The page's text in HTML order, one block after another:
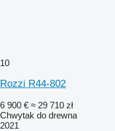
10
Rozzi R44-802
6 900 € ≈ 29 710 zł
Chwytak do drewna
2021